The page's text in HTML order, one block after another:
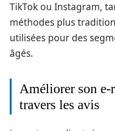
TikTok ou Instagram,
méthodes plus
utilisées pour des
âgés.
Améliorer son e-
travers les avis